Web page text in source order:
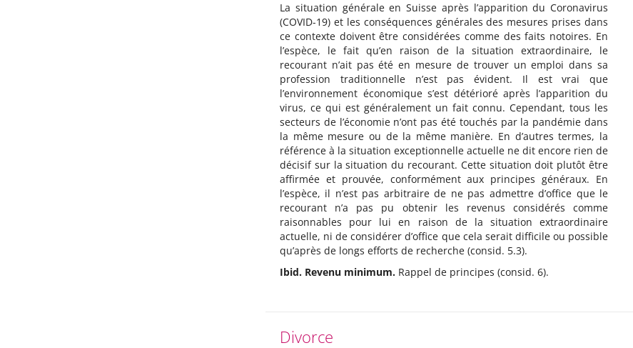
La situation générale en Suisse après l’apparition du Coronavirus
(COVID-19) et les conséquences générales des mesures prises dans
ce contexte doivent être considérées comme des faits notoires. En
l’espèce, le fait qu’en raison de la situation extraordinaire, le
recourant n’ait pas été en mesure de trouver un emploi dans sa
profession traditionnelle n’est pas évident. Il est vrai que
l’environnement économique s’est détérioré après l’apparition du
virus, ce qui est généralement un fait connu. Cependant, tous les
secteurs de l’économie n’ont pas été touchés par la pandémie dans
la même mesure ou de la même manière. En d’autres termes, la
référence à la situation exceptionnelle actuelle ne dit encore rien de
décisif sur la situation du recourant. Cette situation doit plutôt être
affirmée et prouvée, conformément aux principes généraux. En
l’espèce, il n’est pas arbitraire de ne pas admettre d’office que le
recourant n’a pas pu obtenir les revenus considérés comme
raisonnables pour lui en raison de la situation extraordinaire
actuelle, ni de considérer d’office que cela serait difficile ou possible
qu’après de longs efforts de recherche (consid. 5.3).
Ibid. Revenu minimum. Rappel de principes (consid. 6).
Divorce